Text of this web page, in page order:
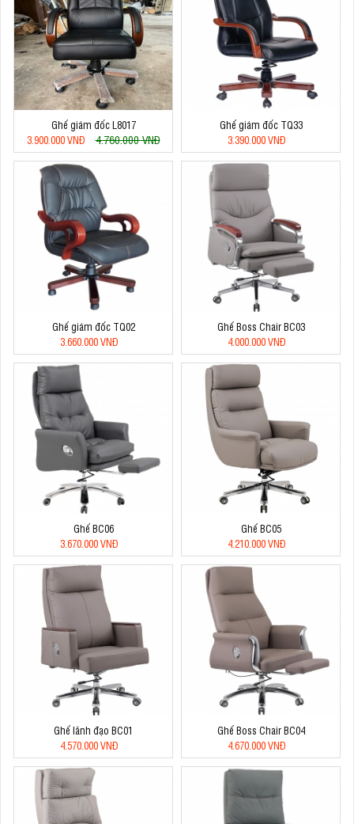
Ghế giám đốc L8017
3.900.000 VNĐ
4.760.000 VNĐ
Ghế giám đốc TQ33
3.390.000 VNĐ
Ghế giám đốc TQ02
3.660.000 VNĐ
Ghế Boss Chair BC03
4.000.000 VNĐ
Ghế BC06
3.670.000 VNĐ
Ghế BC05
4.210.000 VNĐ
Ghế lãnh đạo BC01
4.570.000 VNĐ
Ghế Boss Chair BC04
4.670.000 VNĐ